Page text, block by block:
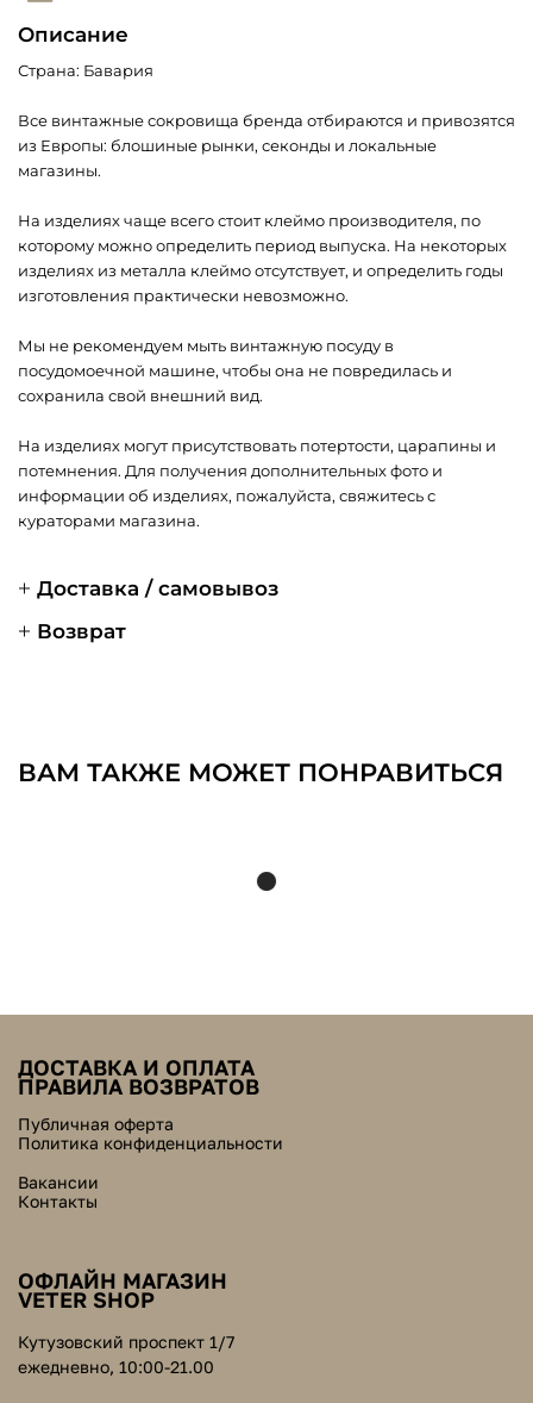
Описание
Страна: Бавария
Все винтажные сокровища бренда отбираются и привозятся
из Европы: блошиные рынки, секонды и локальные
магазины.
На изделиях чаще всего стоит клеймо производителя, по
которому можно определить период выпуска. На некоторых
изделиях из металла клеймо отсутствует, и определить годы
изготовления практически невозможно.
Мы не рекомендуем мыть винтажную посуду в
посудомоечной машине, чтобы она не повредилась и
сохранила свой внешний вид.
На изделиях могут присутствовать потертости, царапины и
потемнения. Для получения дополнительных фото и
информации об изделиях, пожалуйста, свяжитесь с
кураторами магазина.
Доставка / самовывоз
Возврат
ВАМ ТАКЖЕ МОЖЕТ ПОНРАВИТЬСЯ
ДОСТАВКА И ОПЛАТА
ПРАВИЛА ВОЗВРАТОВ
Публичная оферта
Политика конфиденциальности
Вакансии
Контакты
ОФЛАЙН МАГАЗИН
VETER SHOP
Кутузовский проспект 1/7
ежедневно, 10:00-21.00